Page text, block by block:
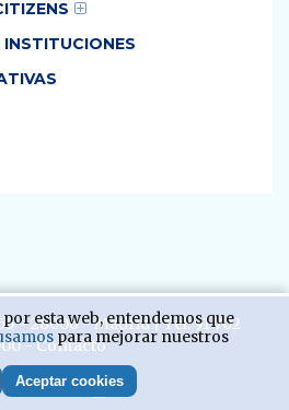
INSTITUCIONES
- 28006 - Madrid | Tel:91 702
-Contacto
esta web, entendemos que
para mejorar nuestros
Aceptar cookies